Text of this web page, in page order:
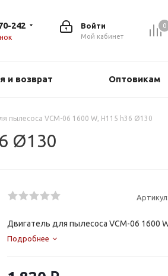
0
Войти
Мой кабинет
242
и возврат Оптовикам
пылесоса VCM-06 1600 W, H115 h36 Ø130
Ø130
Артикул:
Двигатель для пылесоса VCM-06 1600
Подробнее